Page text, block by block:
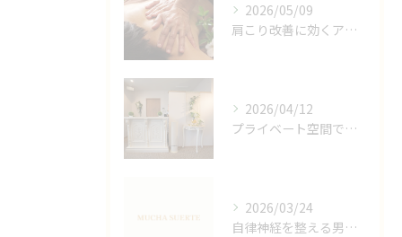
2026/05/09
肩こり改善に効くアロマリンパの手技と効果
2026/04/12
プライベート空間で極上アロマリンパケアの効果
2026/03/24
自律神経を整える男性オイルマッサージ